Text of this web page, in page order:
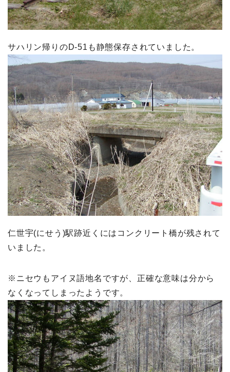
サハリン帰りのD-51も静態保存されていました。
仁世宇(にせう)駅跡近くにはコンクリート橋が残されて
いました。
※ニセウもアイヌ語地名ですが、正確な意味は分から
なくなってしまったようです。